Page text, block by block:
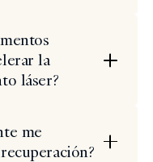
la
láser?
me